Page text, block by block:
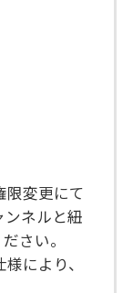
限変更にて
ネルと紐
さい。
により、